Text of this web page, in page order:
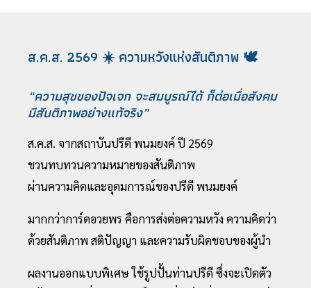
ส.ค.ส. 2569 ☀️ ความหวังแห่งสันติภาพ 🕊️
“ความสุขของปัจเจก จะสมบูรณ์ได้ ก็ต่อเมื่อสังคม
มีสันติภาพอย่างแท้จริง”
ส.ค.ส. จากสถาบันปรีดี พนมยงค์ ปี 2569
ชวนทบทวนความหมายของสันติภาพ
ผ่านความคิดและอุดมการณ์ของปรีดี พนมยงค์
มากกว่าการ์ดอวยพร คือการส่งต่อความหวัง ความคิดว่า
ด้วยสันติภาพ สติปัญญา และความรับผิดชอบของผู้นำ
ผลงานออกแบบพิเศษ ใช้รูปปั้นท่านปรีดี ซึ่งจะเปิดตัว